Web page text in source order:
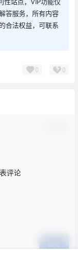
答服务，所有内容
合法权益，可联系
0 0
评论